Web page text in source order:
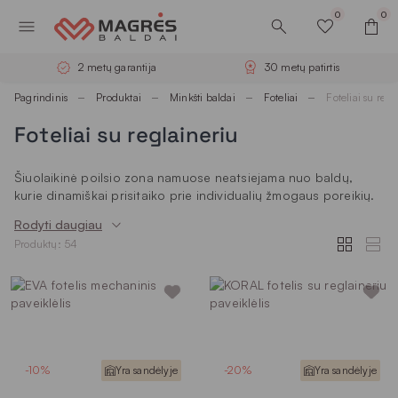
0 0
2 metų garantija 30 metų patirtis
Pagrindinis Produktai Minkšti baldai Foteliai Foteliai su
Foteliai su reglaineriu
Šiuolaikinė poilsio zona namuose neatsiejama nuo baldų,
kurie dinamiškai prisitaiko prie individualių žmogaus poreikių.
ieškantiems ergonomikos, funkcionalumo ir prabangos derinio
viename gaminyje. Šie išmanūs baldai leidžia mėgautis
snaudžiant po įtemptos darbo dienos. „Magrės baldų“
asortimente esantys foteliai su reglaineriu pasižymi
Kas yra reglaineris?
Rodyti daugiau
Produktų: 54
-10% Yra sandėlyje -20% Yra sandėlyje